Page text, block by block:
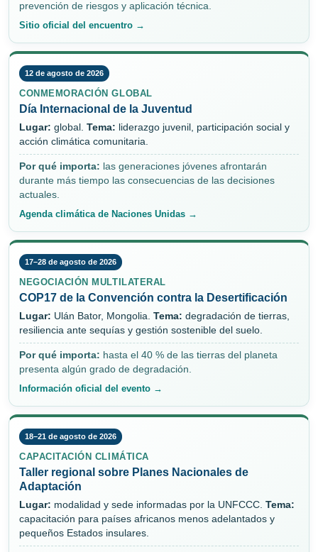
prevención de riesgos y aplicación técnica.
Sitio oficial del encuentro →
12 de agosto de 2026
CONMEMORACIÓN GLOBAL
Día Internacional de la Juventud
Lugar: global. Tema: liderazgo juvenil, participación social y
acción climática comunitaria.
Por qué importa: las generaciones jóvenes afrontarán
durante más tiempo las consecuencias de las decisiones
actuales.
Agenda climática de Naciones Unidas →
17–28 de agosto de 2026
NEGOCIACIÓN MULTILATERAL
COP17 de la Convención contra la Desertificación
Lugar: Ulán Bator, Mongolia. Tema: degradación de tierras,
resiliencia ante sequías y gestión sostenible del suelo.
Por qué importa: hasta el 40 % de las tierras del planeta
presenta algún grado de degradación.
Información oficial del evento →
18–21 de agosto de 2026
CAPACITACIÓN CLIMÁTICA
Taller regional sobre Planes Nacionales de
Adaptación
Lugar: modalidad y sede informadas por la UNFCCC. Tema:
capacitación para países africanos menos adelantados y
pequeños Estados insulares.